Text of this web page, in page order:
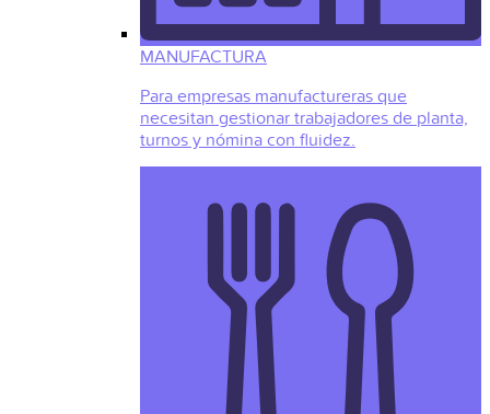
MANUFACTURA
Para empresas manufactureras que
necesitan gestionar trabajadores de planta,
turnos y nómina con fluidez.